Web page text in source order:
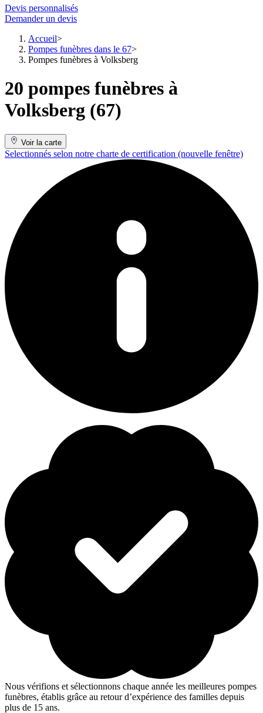
Devis personnalisés
Demander un devis
Accueil
Pompes funèbres dans le 67
Pompes funèbres à Volksberg
20 pompes funèbres à
Volksberg (67)
Voir la carte
Selectionnés selon notre charte de certification (nouvelle fenêtre)
Nous vérifions et sélectionnons chaque année les meilleures pompes
funèbres, établis grâce au retour d’expérience des familles depuis
plus de 15 ans.